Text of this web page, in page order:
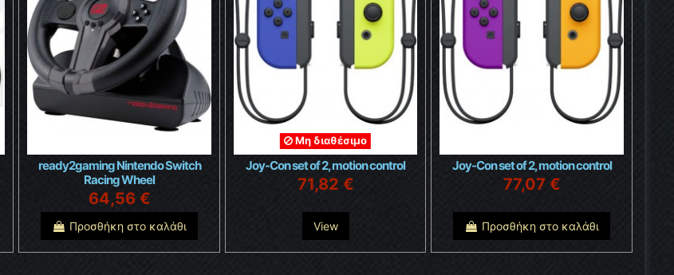
ready2gaming Nintendo Switch
Racing Wheel
64,56 €
Προσθήκη στο καλάθι
Μη διαθέσιμο
Joy-Con set of 2, motion control
71,82 €
View
Joy-Con set of 2, motion control
77,07 €
Προσθήκη στο καλάθι